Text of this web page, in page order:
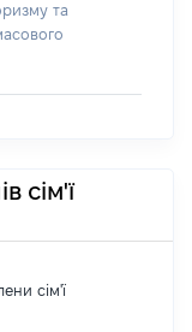
та
сім'ї
сім'ї